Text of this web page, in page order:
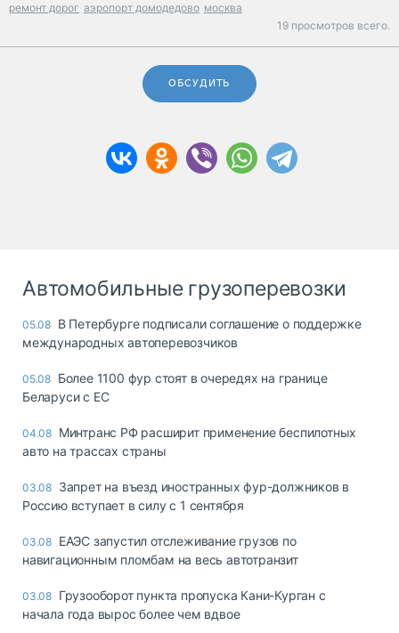
ремонт дорог аэропорт домодедово москва
19 просмотров всего.
ОБСУДИТЬ
Автомобильные грузоперевозки
05.08 В Петербурге подписали соглашение о поддержке
международных автоперевозчиков
05.08 Более 1100 фур стоят в очередях на границе
Беларуси с ЕС
04.08 Минтранс РФ расширит применение беспилотных
авто на трассах страны
03.08 Запрет на въезд иностранных фур-должников в
Россию вступает в силу с 1 сентября
03.08 ЕАЭС запустил отслеживание грузов по
навигационным пломбам на весь автотранзит
03.08 Грузооборот пункта пропуска Кани-Курган с
начала года вырос более чем вдвое